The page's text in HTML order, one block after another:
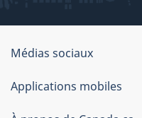
Organisation
du
gouvernement
Médias sociaux
Applications mobiles